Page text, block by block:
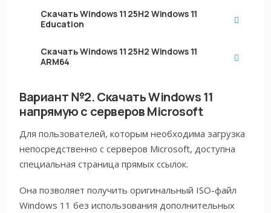
Скачать Windows 11 25H2 Windows 11
Education
Скачать Windows 11 25H2 Windows 11
ARM64
Вариант №2. Скачать Windows 11
напрямую с серверов Microsoft
Для пользователей, которым необходима загрузка
непосредственно с серверов Microsoft, доступна
специальная страница прямых ссылок.
Она позволяет получить оригинальный ISO-файл
Windows 11 без использования дополнительных